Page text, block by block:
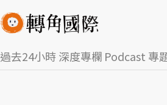
過去24小時深度專欄 Podcast 專